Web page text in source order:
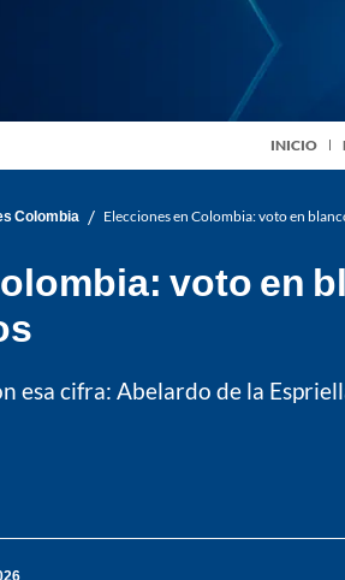
INICIO
Colombia / Elecciones en Colombia: voto en
voto en
esa cifra: Abelardo de la